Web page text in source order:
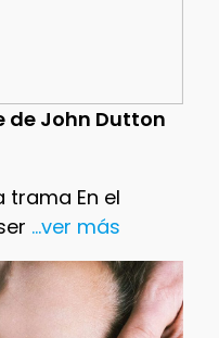
de John Dutton
trama En el
...ver más